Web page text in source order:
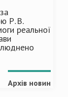
Р.В.
реальної
Архів новин